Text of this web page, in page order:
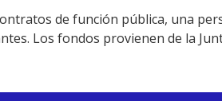
de función pública, una
Los fondos provienen de la